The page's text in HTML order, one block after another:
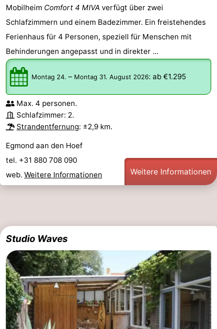
Mobilheim Comfort 4 MIVA verfügt über zwei
Schlafzimmern und einem Badezimmer. Ein freistehendes
Ferienhaus für 4 Personen, speziell für Menschen mit
Behinderungen angepasst und in direkter ...
Montag 24. – Montag 31. August 2026: ab €1.295
Max. 4 personen.
Schlafzimmer: 2.
Strandentfernung: ±2,9 km.
Egmond aan den Hoef
tel. +31 880 708 090
web. Weitere Informationen Weitere Informationen
Studio Waves